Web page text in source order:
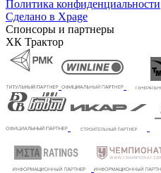
Политика конфиденциальности
Сделано в Xpage
Спонсоры и партнеры
ХК Трактор